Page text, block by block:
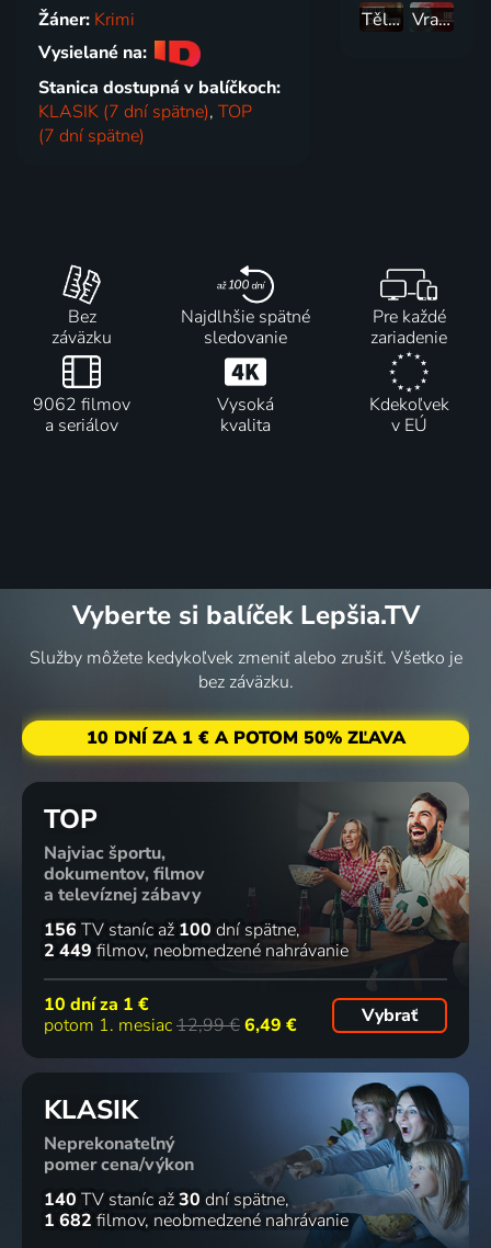
Žáner: Krimi
Vysielané na:
Stanica dostupná v balíčkoch:
KLASIK (7 dní spätne),TOP
(7 dní spätne)
Tělo ve sklepě
Vražda Caroline Crouch
Bez
záväzku
Najdlhšie spätné
sledovanie
Pre každé
zariadenie
9062 filmov
a seriálov
Vysoká
kvalita
Kdekoľvek
v EÚ
Vyberte si balíček Lepšia.TV
Služby môžete kedykoľvek zmeniť alebo zrušiť. Všetko je
bez záväzku.
10 DNÍ ZA 1 € A POTOM 50% ZĽAVA
TOP
Najviac športu,
dokumentov, filmov
a televíznej zábavy
156 TV staníc až 100 dní spätne
2 449 filmov neobmedzené nahrávanie
10 dní za 1 €
potom 1. mesiac12,99 €6,49 € Vybrať
KLASIK
Neprekonateľný
pomer cena/výkon
140 TV staníc až30 dní spätne
1 682 filmov neobmedzené nahrávanie